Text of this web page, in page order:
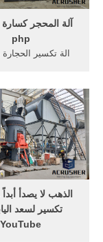
آلة المحجر كسارة
php
الرمال وسن
الطرق,ومصنفات . Get Price.
‏الذهب لا يصدأ
تكسير لسعد
YouTube